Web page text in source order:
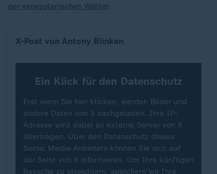
der venezolanischen Wähler.
X-Post von Antony Blinken
Ein Klick für den Datenschutz
Erst wenn Sie hier klicken, werden Bilder und
andere Daten von X nachgeladen. Ihre IP-
Adresse wird dabei an externe Server von X
übertragen. Über den Datenschutz dieses
Social Media-Anbieters können Sie sich auf
der Seite von X informieren. Um Ihre künftigen
Besuche zu erleichtern, speichern wir Ihre